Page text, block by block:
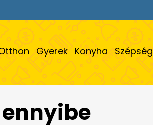
Gyerek Konyha Szépség